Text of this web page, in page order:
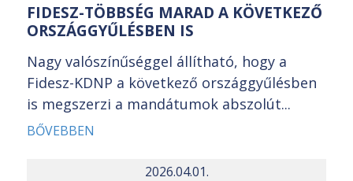
FIDESZ-TÖBBSÉG MARAD A KÖVETKEZŐ
ORSZÁGGYŰLÉSBEN IS
Nagy valószínűséggel állítható, hogy a
Fidesz-KDNP a következő országgyűlésben
is megszerzi a mandátumok abszolút...
BŐVEBBEN
2026.04.01.